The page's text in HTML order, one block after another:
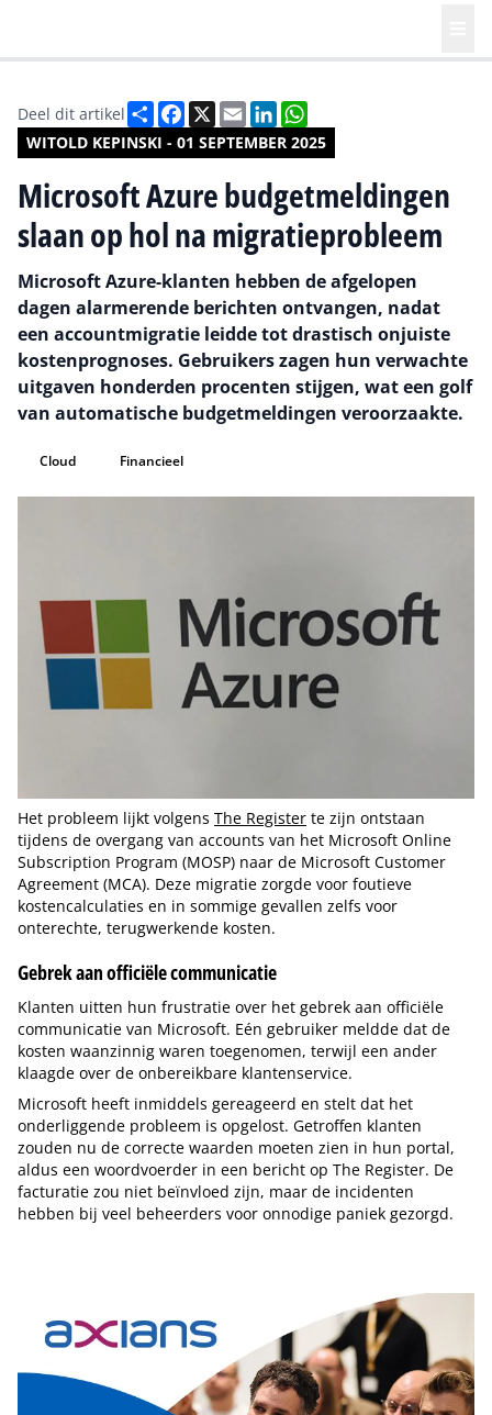
WITOLD KEPINSKI - 01 SEPTEMBER 2025
Deel dit artikel DeelFacebook
X EmailLinkedIn
Microsoft Azure budgetmeldingen
slaan op hol na migratieprobleem
Microsoft Azure-klanten hebben de afgelopen
dagen alarmerende berichten ontvangen, nadat
een accountmigratie leidde tot drastisch onjuiste
kostenprognoses. Gebruikers zagen hun verwachte
uitgaven honderden procenten stijgen, wat een golf
van automatische budgetmeldingen veroorzaakte.
Cloud Financieel
Het probleem lijkt volgens The Register te zijn ontstaan
tijdens de overgang van accounts van het Microsoft Online
Subscription Program (MOSP) naar de Microsoft Customer
Agreement (MCA). Deze migratie zorgde voor foutieve
kostencalculaties en in sommige gevallen zelfs voor
onterechte, terugwerkende kosten.
Gebrek aan officiële communicatie
Klanten uitten hun frustratie over het gebrek aan officiële
communicatie van Microsoft. Eén gebruiker meldde dat de
kosten waanzinnig waren toegenomen, terwijl een ander
klaagde over de onbereikbare klantenservice.
Microsoft heeft inmiddels gereageerd en stelt dat het
onderliggende probleem is opgelost. Getroffen klanten
zouden nu de correcte waarden moeten zien in hun portal,
aldus een woordvoerder in een bericht op The Register. De
facturatie zou niet beïnvloed zijn, maar de incidenten
hebben bij veel beheerders voor onnodige paniek gezorgd.